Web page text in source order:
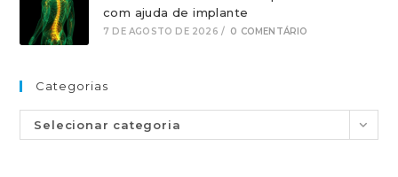
com ajuda de implante
7 DE AGOSTO DE 2026 / 0 COMENTÁRIO
Categorias
Selecionar categoria